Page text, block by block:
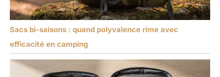
Sacs bi-saisons : quand polyvalence rime avec
efficacité en camping